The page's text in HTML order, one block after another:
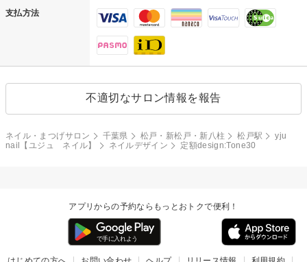
支払方法
不適切なサロン情報を報告
ネイル・まつげサロン 千葉県 松戸・新松戸・新八柱 松戸駅
yju
nail【ユジュ ネイル】
ネイルデザイン 定額design:Tone30
アプリからの予約ならもっとおトクで便利！